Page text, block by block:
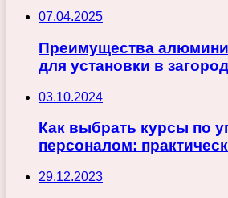
07.04.2025
Преимущества
для установки в
03.10.2024
Как выбрать курсы по
персоналом:
29.12.2023